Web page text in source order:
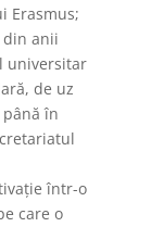
Erasmus;
din anii
universitar
de uz
în
într-o
care o